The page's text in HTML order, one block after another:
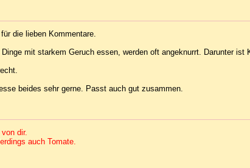
die lieben Kommentare.
mit starkem Geruch essen, werden oft angeknurrt. Darunter ist
beides sehr gerne. Passt auch gut zusammen.
dir.
auch Tomate.